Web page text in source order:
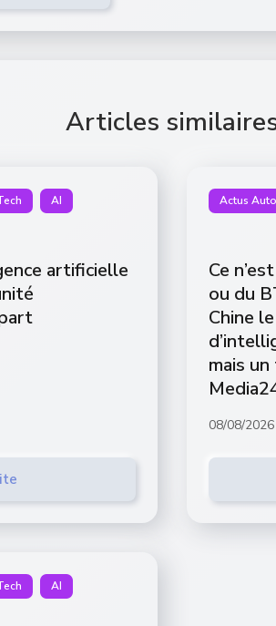
Articles
AI
artificielle
Actus
Ce
ou du
Chine
mais
08/08/2026
AI